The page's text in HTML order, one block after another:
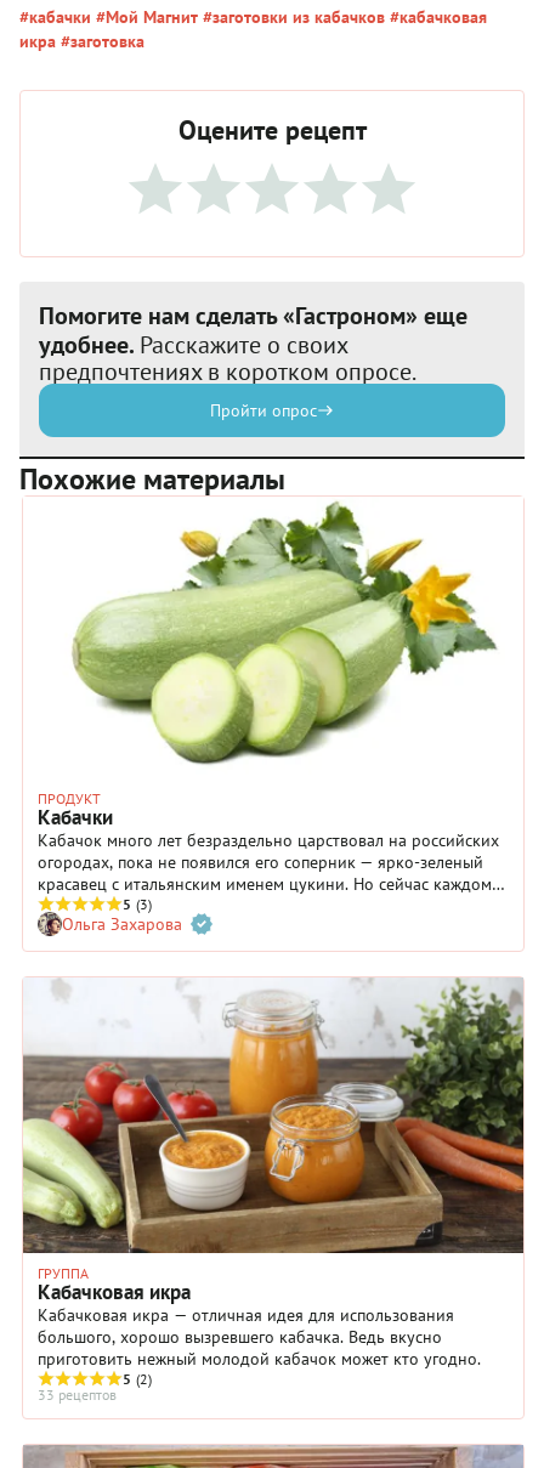
#кабачки #Мой Магнит #заготовки из кабачков #кабачковая
икра #заготовка
Оцените рецепт
Помогите нам сделать «Гастроном» еще
удобнее. Расскажите о своих
предпочтениях в коротком опросе.
Пройти опрос
Похожие материалы
ПРОДУКТ
Кабачки
Кабачок много лет безраздельно царствовал на российских
огородах, пока не появился его соперник — ярко-зеленый
красавец с итальянским именем цукини. Но сейчас каждому
из них нашлось место и на прилавках, и в сердцах шеф-
поваров и домашних кулинаров.
5 (3)
Ольга Захарова
ГРУППА
Кабачковая икра
Кабачковая икра — отличная идея для использования
большого, хорошо вызревшего кабачка. Ведь вкусно
приготовить нежный молодой кабачок может кто угодно.
5 (2)
33 рецептов